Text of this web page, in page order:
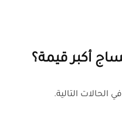
أكبر قيمة؟
التالية.